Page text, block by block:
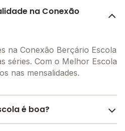
na Conexão
na Conexão Berçário Escola
séries. Com o Melhor Escola
nas mensalidades.
é boa?